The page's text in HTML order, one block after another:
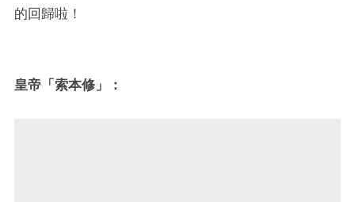
的回歸啦！
皇帝「索本修」：